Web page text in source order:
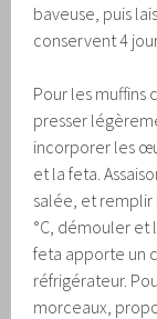
baveuse, puis
conservent 4
Pour les
presser
incorporer les
et la feta.
salée, et remplir
°C, démouler et
feta apporte un
réfrigérateur.
morceaux,